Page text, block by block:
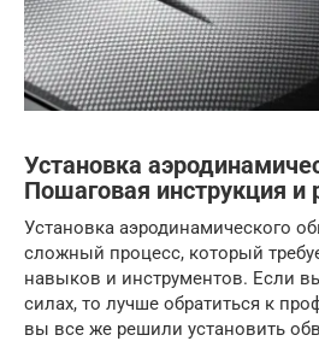
Установка
Пошаговая инструкция и
Установка аэродинамического
сложный процесс, который
навыков и инструментов. Если
силах, то лучше обратиться к
вы все же решили установить